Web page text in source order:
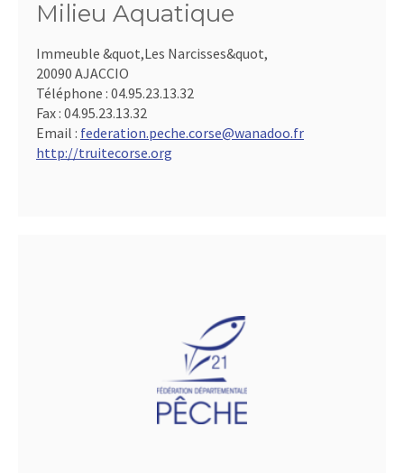
Milieu Aquatique
Immeuble &quot,Les Narcisses&quot,
20090 AJACCIO
Téléphone : 04.95.23.13.32
Fax : 04.95.23.13.32
Email : federation.peche.corse@wanadoo.fr
http://truitecorse.org